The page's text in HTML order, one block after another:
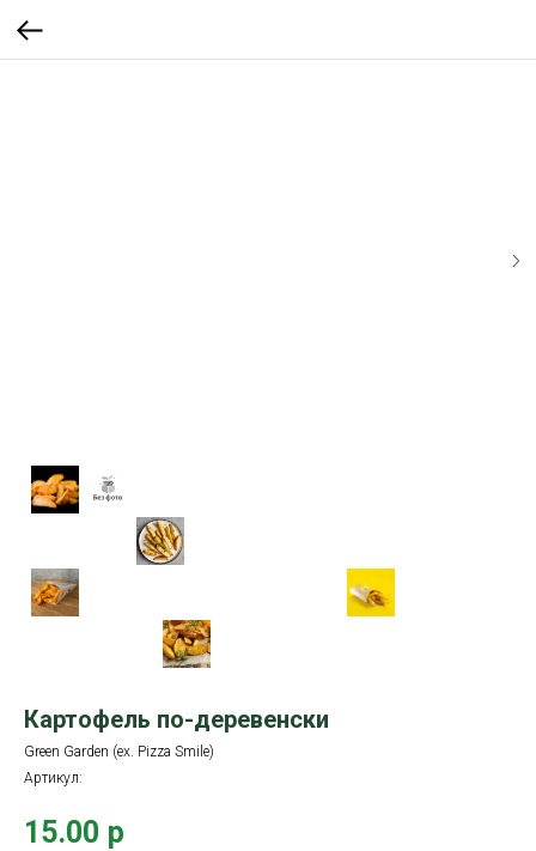
Картофель по-деревенски
Green Garden (ex. Pizza Smile)
Артикул:
15.00 р